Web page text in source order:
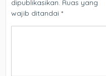
dipublikasikan. Ruas yang
wajib ditandai*